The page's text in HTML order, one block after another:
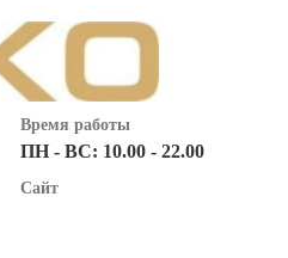
Время работы
ПН - ВС: 10.00 - 22.00
Сайт